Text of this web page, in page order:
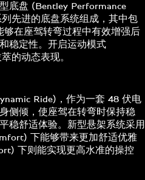
底盘 (Bentley Performance
先进的底盘系统组成，其中包
在座驾转弯过程中有效增强后
稳定性。开启运动模式
的动态表现。
Ride)，作为一套 48 伏电
侧倾，使座驾在转弯时保持稳
稳舒适体验。新型悬架系统采用
下能够带来更加舒适优雅
下则能实现更高水准的操控